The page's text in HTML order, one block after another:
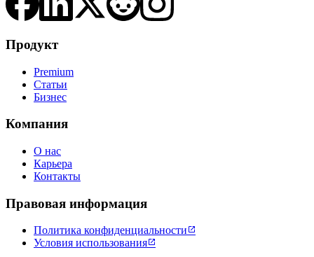
Продукт
Premium
Статьи
Бизнес
Компания
О нас
Карьера
Контакты
Правовая информация
Политика конфиденциальности 
Условия использования